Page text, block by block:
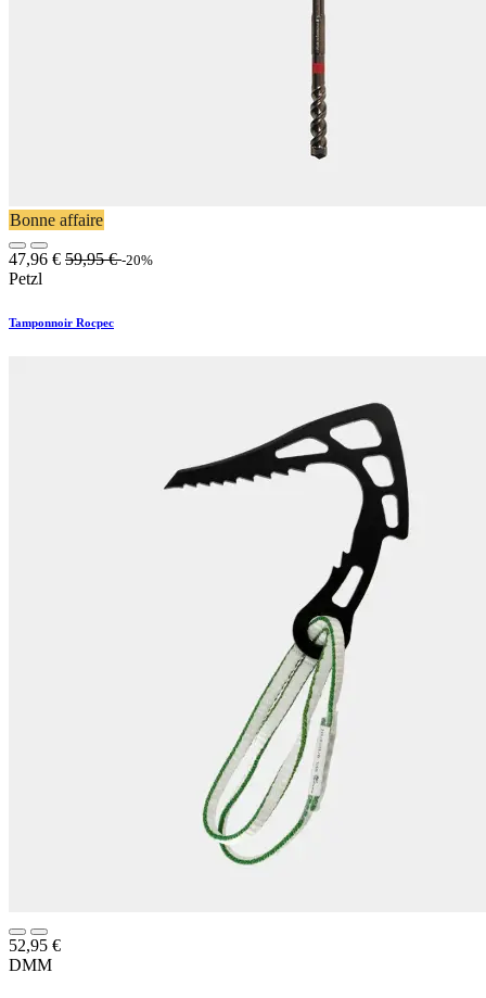
Bonne affaire
47,96 € 59,95€ -20%
Petzl
Tamponnoir Rocpec
52,95 €
DMM